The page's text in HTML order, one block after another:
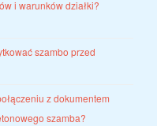
i warunków działki?
szambo przed
z dokumentem
szamba?